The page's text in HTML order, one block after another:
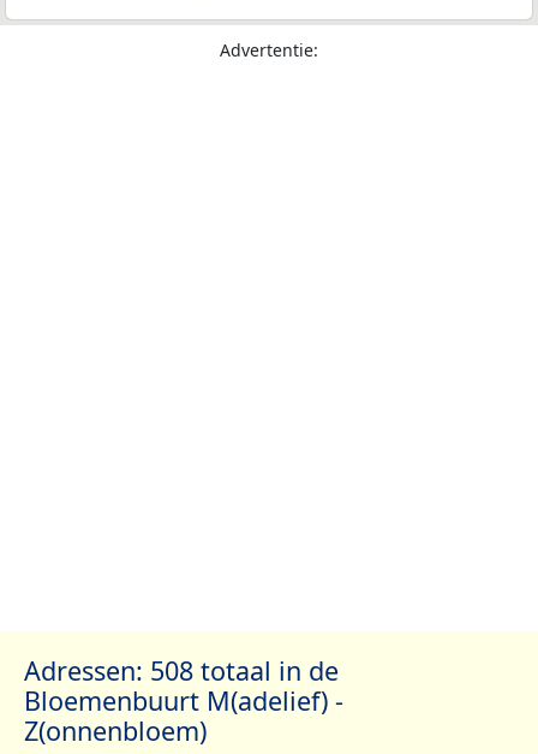
Advertentie:
Adressen: 508 totaal in de
Bloemenbuurt M(adelief) -
Z(onnenbloem)